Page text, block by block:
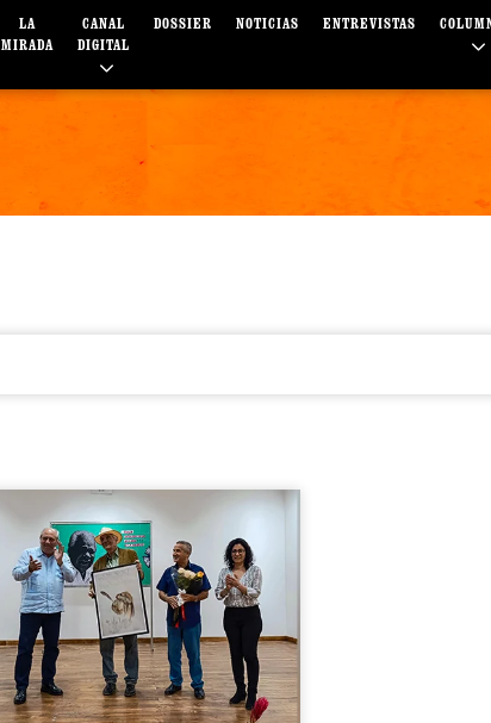
LA
MIRADA
CANAL
DIGITAL
DOSSIER NOTICIAS ENTREVISTAS